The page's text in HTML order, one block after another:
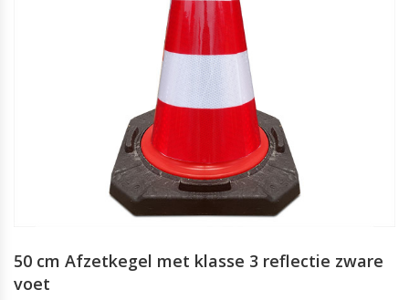
50 cm Afzetkegel met klasse 3 reflectie zware
voet